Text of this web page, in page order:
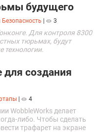
будущего
Безопасность 3
Для контроля 8300
тюрьмах, будут
создания
4
WobbleWorks делает
либо. Чтобы сделать
трафарет на экране